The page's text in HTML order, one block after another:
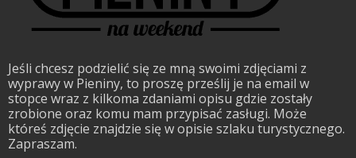
Jeśli chcesz podzielić się ze mną swoimi zdjęciami z
wyprawy w Pieniny, to proszę prześlij je na email w
stopce wraz z kilkoma zdaniami opisu gdzie zostały
zrobione oraz komu mam przypisać zasługi. Może
któreś zdjęcie znajdzie się w opisie szlaku turystycznego.
Zapraszam.